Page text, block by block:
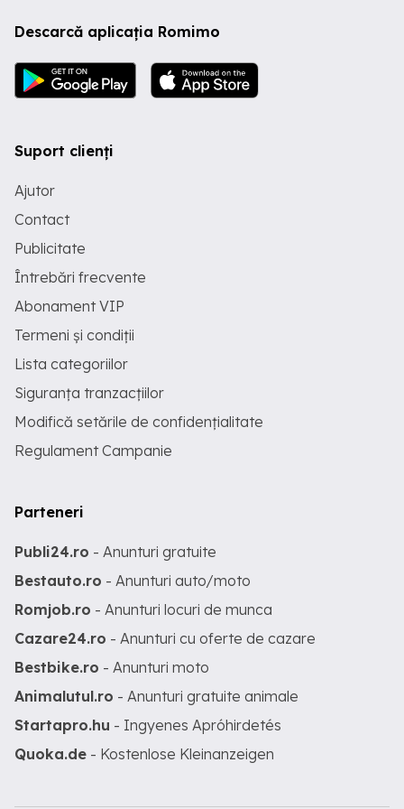
Facilitati: - statii autobuz si metrou la
civilizata, modernizata. - spatii verzi
Descarcă aplicația Romimo
Suport clienți
Ajutor
Contact
Publicitate
Întrebări frecvente
Abonament VIP
Termeni și condiții
Lista categoriilor
Siguranța tranzacțiilor
Modifică setările de confidențialitate
Regulament Campanie
Parteneri
Publi24.ro - Anunturi gratuite
Bestauto.ro - Anunturi auto/moto
Romjob.ro - Anunturi locuri de munca
Cazare24.ro - Anunturi cu oferte de cazare
Bestbike.ro - Anunturi moto
Animalutul.ro - Anunturi gratuite animale
Startapro.hu - Ingyenes Apróhirdetés
Quoka.de - Kostenlose Kleinanzeigen